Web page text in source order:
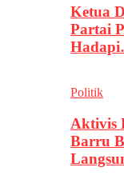
Ketua
Partai
Politik
Aktivis
Barru